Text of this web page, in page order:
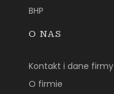
BHP
O NAS
Kontakt i dane firmy
O firmie